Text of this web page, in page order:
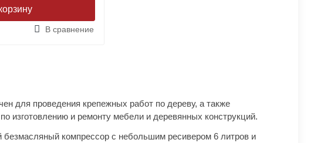
В сравнение
для проведения крепежных работ по дереву, а также
изготовлению и ремонту мебели и деревянных конструкций.
безмасляный компрессор с небольшим ресивером 6 литров и